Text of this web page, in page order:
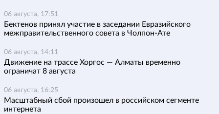
06 августа, 17:51
Бектенов принял участие в заседании Евразийского
межправительственного совета в Чолпон-Ате
06 августа, 14:11
Движение на трассе Хоргос — Алматы временно
ограничат 8 августа
06 августа, 16:25
Масштабный сбой произошел в российском сегменте
интернета